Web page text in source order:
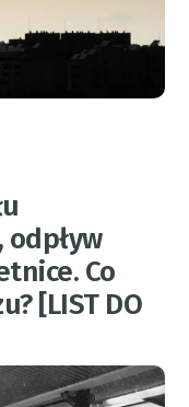
odpływ
Co
[LIST DO